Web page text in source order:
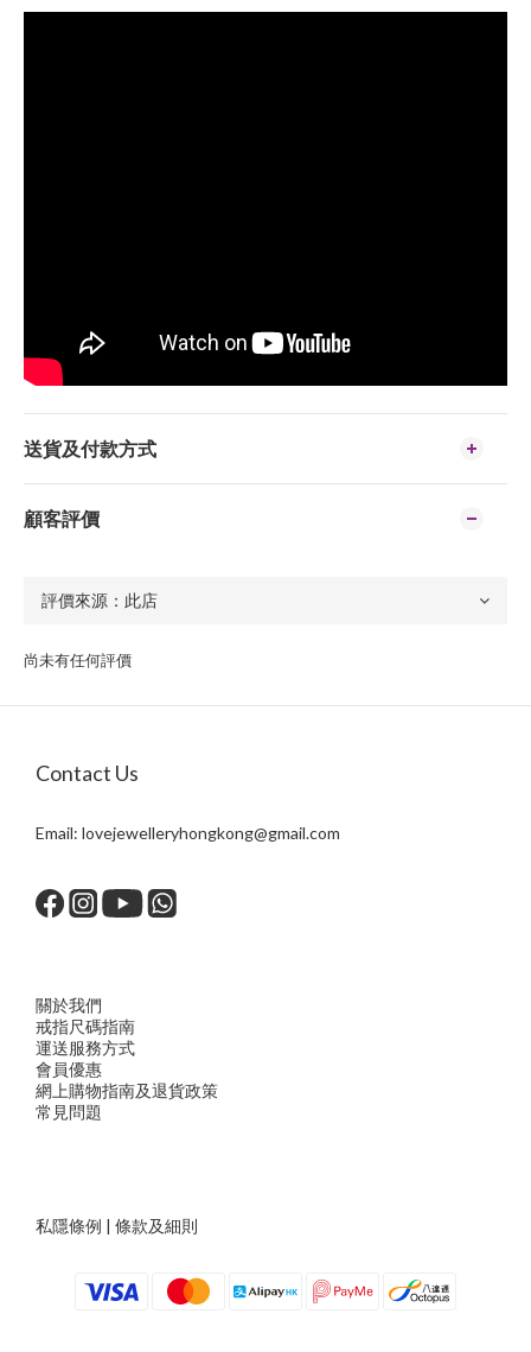
送貨及付款方式
顧客評價
尚未有任何評價
Contact Us
Email: lovejewelleryhongkong@gmail.com
關於我們
戒指尺碼指南
運送服務方式
會員優惠
網上購物指南及退貨政策
常見問題
私隱條例 | 條款及細則